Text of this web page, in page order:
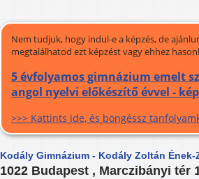
Nem tudjuk, hogy indul-e a képzés, de
megtalálhatod ezt képzést vagy ehhez
5 évfolyamos gimnázium emelt
angol nyelvi előkészítő évvel -
>>> Kattints ide, és böngéssz
Kodály Gimnázium - Kodály Zoltán
1022 Budapest , Marczibányi tér